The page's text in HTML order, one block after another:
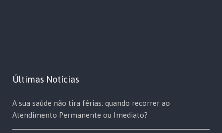
Últimas Notícias
A sua saúde não tira férias: quando recorrer ao
Atendimento Permanente ou Imediato?